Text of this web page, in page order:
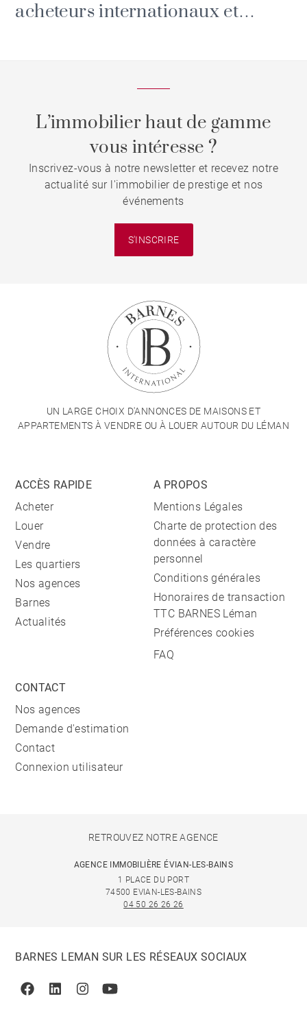
acheteurs internationaux et
L’immobilier haut de gamme
vous intéresse ?
Inscrivez-vous à notre newsletter et recevez notre
actualité sur l'immobilier de prestige et nos
événements
S'INSCRIRE
UN LARGE CHOIX D'ANNONCES DE MAISONS ET
APPARTEMENTS À VENDRE OU À LOUER AUTOUR DU LÉMAN
ACCÈS RAPIDE
Acheter
Louer
Vendre
Les quartiers
Nos agences
Barnes
Actualités
A PROPOS
Mentions Légales
Charte de protection des
données à caractère
personnel
Conditions générales
Honoraires de transaction
TTC BARNES Léman
Préférences cookies
FAQ
CONTACT
Nos agences
Demande d'estimation
Contact
Connexion utilisateur
RETROUVEZ NOTRE AGENCE
AGENCE IMMOBILIÈRE ÉVIAN-LES-BAINS
1 PLACE DU PORT
74500 EVIAN-LES-BAINS
04 50 26 26 26
BARNES LEMAN SUR LES RÉSEAUX SOCIAUX
FacebookLinkedinInstagramYoutube